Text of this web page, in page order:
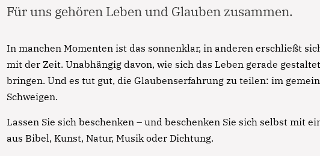
Für uns gehören Leben und Glauben zusammen.
In manchen Momenten ist das sonnenklar, in anderen erschließt
mit der Zeit. Unabhängig davon, wie sich das Leben gerade
bringen. Und es tut gut, die Glaubenserfahrung zu teilen: im
Schweigen.
Lassen Sie sich beschenken – und beschenken Sie sich selbst mit
aus Bibel, Kunst, Natur, Musik oder Dichtung.